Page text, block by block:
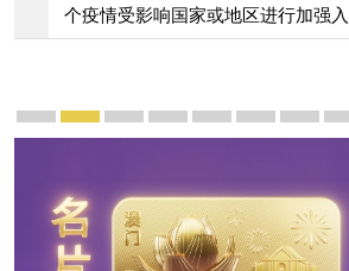
个疫情受影响国家或地区进行加强
施
宣传及推广
赓续中葡传统友谊 续写“一国两
澳门名片集
行政长官岑浩辉11月
施政特写澳门特别行政
横琴粤澳
施政